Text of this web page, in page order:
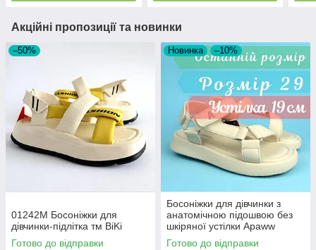
Акційні пропозиції та новинки
–50%
01242M Босоніжки для
дівчинки-підлітка тм BiKi
Готово до відправки
Новинка –10%
Босоніжки для дівчинки з
анатомічною підошвою без
шкіряної устілки Apaww
розмір 29 - устілка 19 см
Готово до відправки